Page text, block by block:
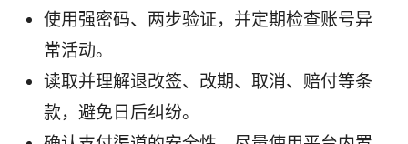
使用强密码、两步验证，并定期检查账号异
常活动。
读取并理解退改签、改期、取消、赔付等条
款，避免日后纠纷。